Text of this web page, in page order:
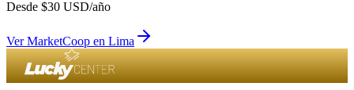
Desde $30 USD/año
VerMarketCoop en Lima